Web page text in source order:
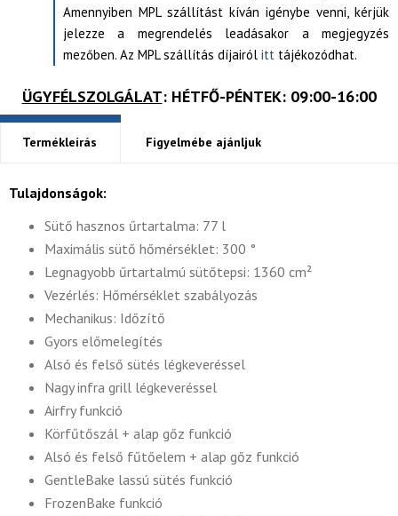
Amennyiben MPL szállítást kíván igénybe venni, kérjük
jelezze a megrendelés leadásakor a megjegyzés
mezőben. Az MPL szállítás díjairól itt tájékozódhat.
ÜGYFÉLSZOLGÁLAT: HÉTFŐ-PÉNTEK: 09:00-16:00
Termékleírás Figyelmébe ajánljuk
Tulajdonságok:
Sütő hasznos űrtartalma: 77 l
Maximális sütő hőmérséklet: 300 °
Legnagyobb űrtartalmú sütőtepsi: 1360 cm²
Vezérlés: Hőmérséklet szabályozás
Mechanikus: Időzítő
Gyors előmelegítés
Alsó és felső sütés légkeveréssel
Nagy infra grill légkeveréssel
Airfry funkció
Körfűtőszál + alap gőz funkció
Alsó és felső fűtőelem + alap gőz funkció
GentleBake lassú sütés funkció
FrozenBake funkció